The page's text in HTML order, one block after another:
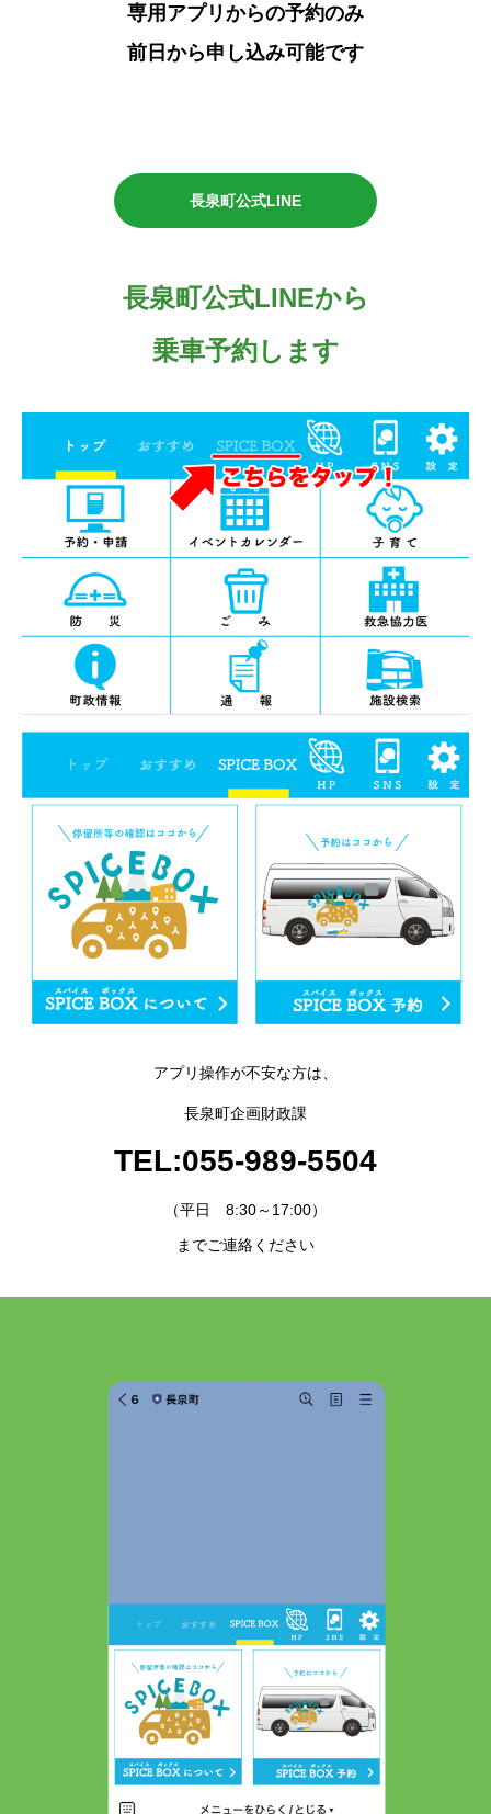
専用アプリからの予約のみ
前日から申し込み可能です
長泉町公式LINE
長泉町公式LINEから
乗車予約します
アプリ操作が不安な方は、
長泉町企画財政課
TEL:055-989-5504
（平日 8:30～17:00）
までご連絡ください